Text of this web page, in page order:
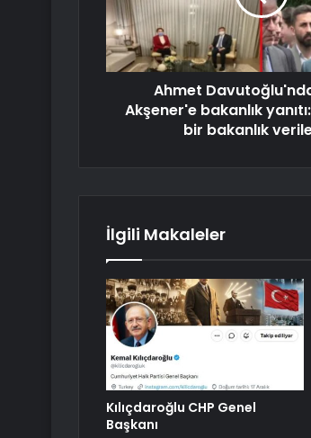
Ahmet
Akşener'e bakanlık
bir bakanlık
İlgili Makaleler
Kılıçdaroğlu CHP Genel
Başkanı